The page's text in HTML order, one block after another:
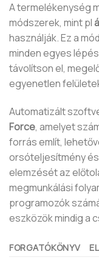
A termelékenység
módszerek, mint pl
használják. Ez a
minden egyes
távolítson el,
egyenetlen
Automatizált
Force, amelyet
forrás említ,
orsóteljesítmény
elemzését az
megmunkálási
programozók
eszközök mindig a
FORGATÓKÖNYV